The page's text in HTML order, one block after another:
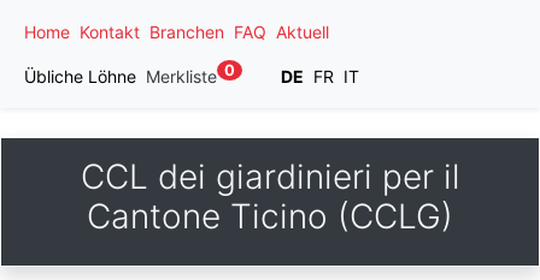
Home Kontakt Branchen FAQ Aktuell
Übliche Löhne Merkliste 0 DE FR IT
CCL dei giardinieri per il
Cantone Ticino (CCLG)